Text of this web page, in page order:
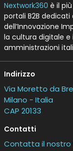
Nextwork360 è il
portali B2B
dell’Innovazione
la cultura digitale
amministrazioni
Indirizzo
Via Moretto da
Milano - Italia
CAP 20133
Contatti
Contatta il nostro